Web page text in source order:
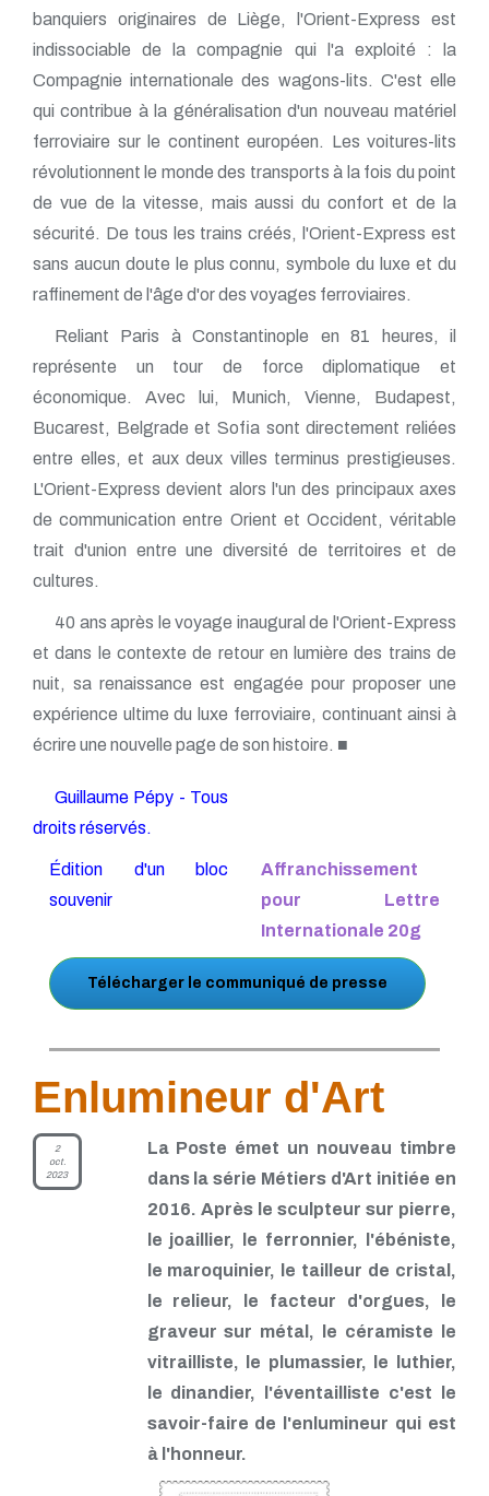
banquiers originaires de Liège, l'Orient-Express est
indissociable de la compagnie qui l'a exploité : la
Compagnie internationale des wagons-lits. C'est elle
qui contribue à la généralisation d'un nouveau matériel
ferroviaire sur le continent européen. Les voitures-lits
révolutionnent le monde des transports à la fois du point
de vue de la vitesse, mais aussi du confort et de la
sécurité. De tous les trains créés, l'Orient-Express est
sans aucun doute le plus connu, symbole du luxe et du
raffinement de l'âge d'or des voyages ferroviaires.
Reliant Paris à Constantinople en 81 heures, il
représente un tour de force diplomatique et
économique. Avec lui, Munich, Vienne, Budapest,
Bucarest, Belgrade et Sofia sont directement reliées
entre elles, et aux deux villes terminus prestigieuses.
L'Orient-Express devient alors l'un des principaux axes
de communication entre Orient et Occident, véritable
trait d'union entre une diversité de territoires et de
cultures.
40 ans après le voyage inaugural de l'Orient-Express
et dans le contexte de retour en lumière des trains de
nuit, sa renaissance est engagée pour proposer une
expérience ultime du luxe ferroviaire, continuant ainsi à
écrire une nouvelle page de son histoire. ■
Guillaume Pépy - Tous
droits réservés.
Édition d'un bloc
souvenir
Affranchissement
pour Lettre
Internationale 20g
Télécharger le communiqué de presse
Enlumineur d'Art
2
oct.
2023
La Poste émet un nouveau timbre
dans la série Métiers d'Art initiée en
2016. Après le sculpteur sur pierre,
le joaillier, le ferronnier, l'ébéniste,
le maroquinier, le tailleur de cristal,
le relieur, le facteur d'orgues, le
graveur sur métal, le céramiste le
vitrailliste, le plumassier, le luthier,
le dinandier, l'éventailliste c'est le
savoir-faire de l'enlumineur qui est
à l'honneur.